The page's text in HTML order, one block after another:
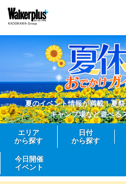
夏のイベント情報が満載！夏
キャンプ場など遊べる
エリア
から探す
日付
から探す
今日開催
イベント